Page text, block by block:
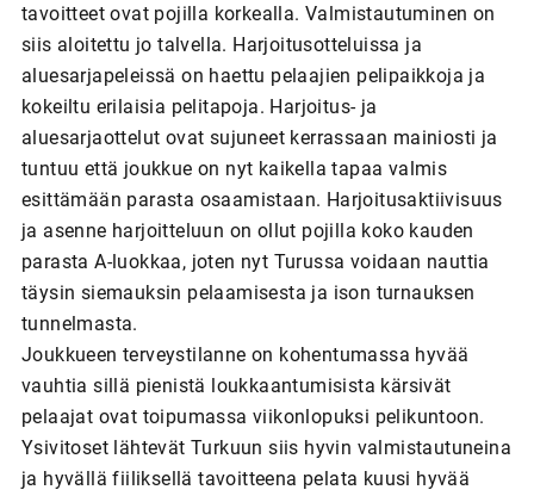
tavoitteet ovat pojilla korkealla. Valmistautuminen on
siis aloitettu jo talvella. Harjoitusotteluissa ja
aluesarjapeleissä on haettu pelaajien pelipaikkoja ja
kokeiltu erilaisia pelitapoja. Harjoitus- ja
aluesarjaottelut ovat sujuneet kerrassaan mainiosti ja
tuntuu että joukkue on nyt kaikella tapaa valmis
esittämään parasta osaamistaan. Harjoitusaktiivisuus
ja asenne harjoitteluun on ollut pojilla koko kauden
parasta A-luokkaa, joten nyt Turussa voidaan nauttia
täysin siemauksin pelaamisesta ja ison turnauksen
tunnelmasta.
Joukkueen terveystilanne on kohentumassa hyvää
vauhtia sillä pienistä loukkaantumisista kärsivät
pelaajat ovat toipumassa viikonlopuksi pelikuntoon.
Ysivitoset lähtevät Turkuun siis hyvin valmistautuneina
ja hyvällä fiiliksellä tavoitteena pelata kuusi hyvää